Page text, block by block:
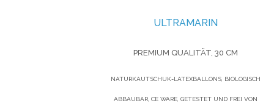
ULTRAMARIN
PREMIUM QUALITÄT, 30 CM
NATURKAUTSCHUK-LATEXBALLONS, BIOLOGISCH
ABBAUBAR, CE WARE, GETESTET UND FREI VON